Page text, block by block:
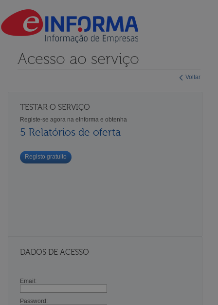
Voltar
Acesso ao serviço
TESTAR O SERVIÇO
Registe-se agora na eInforma e obtenha
5 Relatórios de oferta
Registo gratuito
DADOS DE ACESSO
Email:
Password: